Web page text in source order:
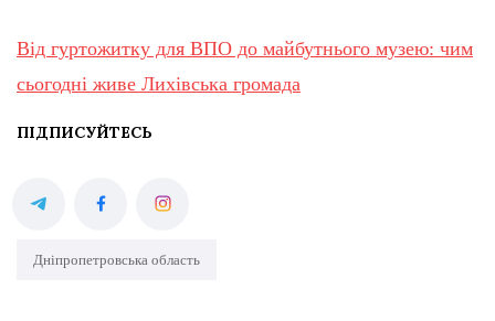
Від гуртожитку для ВПО до майбутнього музею: чим
сьогодні живе Лихівська громада
ПІДПИСУЙТЕСЬ
Дніпропетровська область